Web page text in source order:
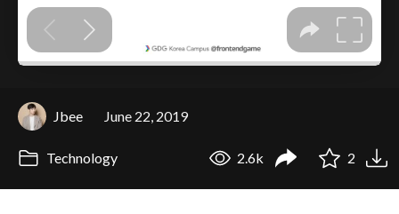
Jbee June 22, 2019
Technology 2.6k 2